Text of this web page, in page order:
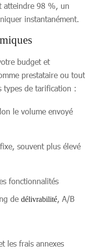
atteindre 98 %, un
instantanément.
budget et
prestataire ou tout
types de tarification :
le volume envoyé
souvent plus élevé
fonctionnalités
de délivrabilité, A/B
les frais annexes